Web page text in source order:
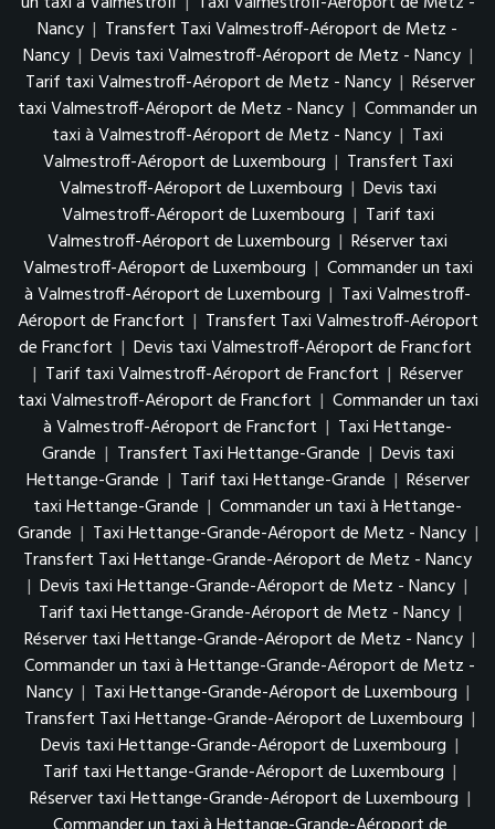
Nancy | Transfert Taxi Valmestroff-Aéroport de Metz -
Nancy | Devis taxi Valmestroff-Aéroport de Metz - Nancy |
Tarif taxi Valmestroff-Aéroport de Metz - Nancy | Réserver
taxi Valmestroff-Aéroport de Metz - Nancy | Commander un
taxi à Valmestroff-Aéroport de Metz - Nancy | Taxi
Valmestroff-Aéroport de Luxembourg | Transfert Taxi
Valmestroff-Aéroport de Luxembourg | Devis taxi
Valmestroff-Aéroport de Luxembourg | Tarif taxi
Valmestroff-Aéroport de Luxembourg | Réserver taxi
Valmestroff-Aéroport de Luxembourg | Commander un taxi
à Valmestroff-Aéroport de Luxembourg | Taxi Valmestroff-
Aéroport de Francfort | Transfert Taxi Valmestroff-Aéroport
de Francfort | Devis taxi Valmestroff-Aéroport de Francfort
| Tarif taxi Valmestroff-Aéroport de Francfort | Réserver
taxi Valmestroff-Aéroport de Francfort | Commander un taxi
à Valmestroff-Aéroport de Francfort | Taxi Hettange-
Grande | Transfert Taxi Hettange-Grande | Devis taxi
Hettange-Grande | Tarif taxi Hettange-Grande | Réserver
taxi Hettange-Grande | Commander un taxi à Hettange-
Grande | Taxi Hettange-Grande-Aéroport de Metz - Nancy |
Transfert Taxi Hettange-Grande-Aéroport de Metz - Nancy
| Devis taxi Hettange-Grande-Aéroport de Metz - Nancy |
Tarif taxi Hettange-Grande-Aéroport de Metz - Nancy |
Réserver taxi Hettange-Grande-Aéroport de Metz - Nancy |
Commander un taxi à Hettange-Grande-Aéroport de Metz -
Nancy | Taxi Hettange-Grande-Aéroport de Luxembourg |
Transfert Taxi Hettange-Grande-Aéroport de Luxembourg |
Devis taxi Hettange-Grande-Aéroport de Luxembourg |
Tarif taxi Hettange-Grande-Aéroport de Luxembourg |
Réserver taxi Hettange-Grande-Aéroport de Luxembourg |